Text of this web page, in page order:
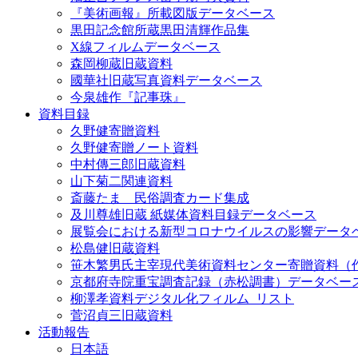
『美術画報』所載図版データベース
黒田記念館所蔵黒田清輝作品集
X線フィルムデータベース
森岡柳蔵旧蔵資料
國華社旧蔵写真資料データベース
今泉雄作『記事珠』
資料目録
久野健寄贈資料
久野健寄贈ノート資料
中村傳三郎旧蔵資料
山下菊二関連資料
斎藤たま 民俗調査カード集成
及川尊雄旧蔵 紙媒体資料目録データベース
展覧会における新型コロナウイルスの影響データ
松島健旧蔵資料
笹木繁男氏主宰現代美術資料センター寄贈資料（
京都府寺院重宝調査記録（赤松調書）データベー
柳澤孝資料デジタル化フィルム_リスト
菅沼貞三旧蔵資料
活動報告
日本語